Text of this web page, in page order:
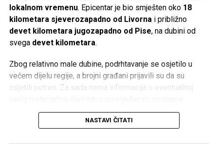
Druga mogućnost je da se dijete pred polazak na spavanje
podstakne na učenje Ajetu-l-Kursijje. Ova prilika se
iskoristi da se kod djeteta razvije lijepo mišljenje o
melekima. „Sine, ako ovo proučiš, dragi Allah ti pošalje
naštetiti. Allah će ti poslati čuvara koji je jak i ne da
nikome na tebe.“
pod ruku. Ukoliko sami ne živimo i ne praktikujemo islam,
ukoliko govorimo drugima učite Kur’an, a sami to ne
lokalnom vremenu. Epicentar je bio smješten oko 18
kilometara sjeverozapadno od Livornai približno
devet kilometara jugozapadno od Pise, na dubini od
svega devet kilometara.
Zbog relativno male dubine, podrhtavanje se osjetilo u
većem dijelu regije, a brojni građani prijavili su da su
osjetili potres. Za sada nema informacija o eventualnoj
Italija se nalazi na jednom od seizmički najaktivnijih
Euroazijske tektonske ploče. Upravo zbog toga ova zemlja
NASTAVI ČITATI